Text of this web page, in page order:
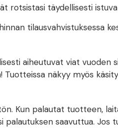
täydellisesti
tilausvahvistuksessa
aiheutuvat viat vuoden
näkyy myös
Kun palautat tuotteen,
saavuttua.